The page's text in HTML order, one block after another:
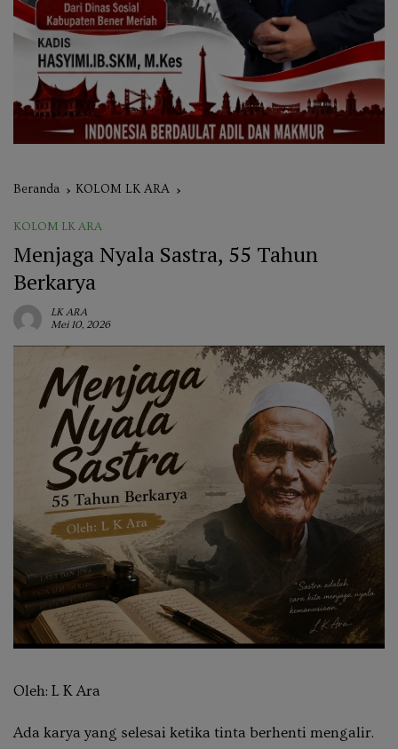
Beranda KOLOM LK ARA
KOLOM LK ARA
Menjaga Nyala Sastra, 55 Tahun
Berkarya
LK ARA
Mei 10, 2026
Oleh: L K Ara
Ada karya yang selesai ketika tinta berhenti mengalir.